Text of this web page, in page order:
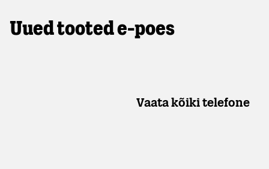
Uued tooted e-poes
Vaata kõiki telefone